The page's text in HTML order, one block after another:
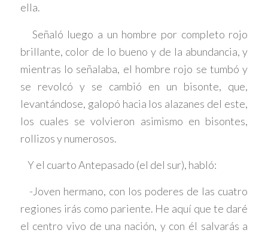
ella.
Señaló luego a un hombre por completo rojo
brillante, color de lo bueno y de la abundancia, y
mientras lo señalaba, el hombre rojo se tumbó y
se revolcó y se cambió en un bisonte, que,
levantándose, galopó hacia los alazanes del este,
los cuales se volvieron asimismo en bisontes,
rollizos y numerosos.
Y el cuarto Antepasado (el del sur), habló:
-Joven hermano, con los poderes de las cuatro
regiones irás como pariente. He aquí que te daré
el centro vivo de una nación, y con él salvarás a